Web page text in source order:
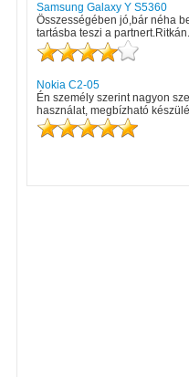
Samsung Galaxy Y S5360
Összességében jó,bár néha
tartásba teszi a
Nokia C2-05
Én személy szerint nagyon
használat, megbízható